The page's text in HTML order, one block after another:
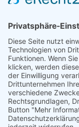
„Staubsches Haus“
Untere Sandstraße 30
96049 Bamberg
Tel: +49 (0) 951
E-Mail: